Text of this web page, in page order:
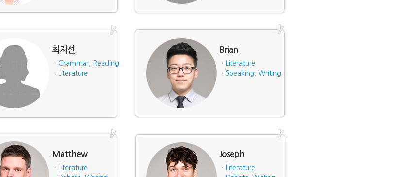
최지선
ㆍGrammar, Reading
ㆍLiterature
Brian
ㆍLiterature
ㆍSpeaking. Writing
Matthew
ㆍLiterature
Joseph
ㆍLiterature